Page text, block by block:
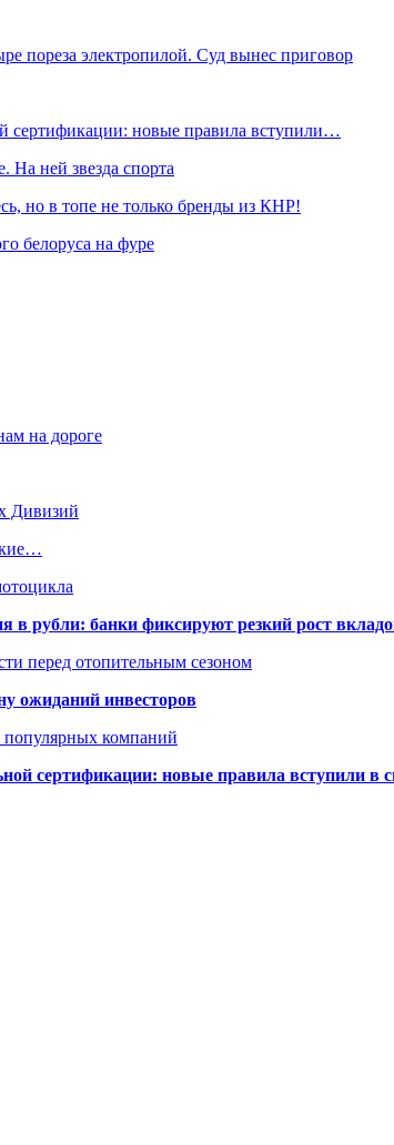
пореза электропилой. Суд вынес приговор
сертификации: новые правила вступили…
ней звезда спорта
но в топе не только бренды из КНР!
белоруса на фуре
на дороге
Дивизий
в рубли: банки фиксируют резкий рост
перед отопительным сезоном
ожиданий инвесторов
популярных компаний
сертификации: новые правила вступили в